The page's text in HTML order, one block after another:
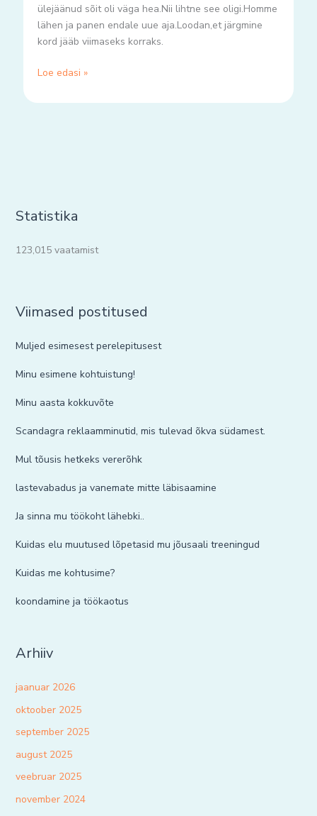
ülejäänud sõit oli väga hea.Nii lihtne see oligi.Homme
lähen ja panen endale uue aja.Loodan,et järgmine
kord jääb viimaseks korraks.
Loe edasi »
Statistika
123,015 vaatamist
Viimased postitused
Muljed esimesest perelepitusest
Minu esimene kohtuistung!
Minu aasta kokkuvõte
Scandagra reklaamminutid, mis tulevad õkva südamest.
Mul tõusis hetkeks vererõhk
lastevabadus ja vanemate mitte läbisaamine
Ja sinna mu töökoht lähebki..
Kuidas elu muutused lõpetasid mu jõusaali treeningud
Kuidas me kohtusime?
koondamine ja töökaotus
Arhiiv
jaanuar 2026
oktoober 2025
september 2025
august 2025
veebruar 2025
november 2024